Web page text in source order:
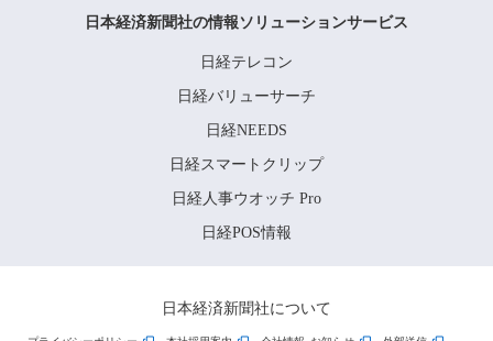
日本経済新聞社の情報ソリューションサービス
日経テレコン
日経バリューサーチ
日経NEEDS
日経スマートクリップ
日経人事ウオッチ Pro
日経POS情報
日本経済新聞社について